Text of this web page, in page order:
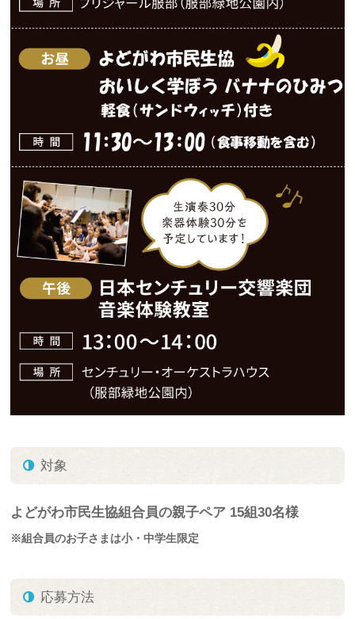
対象
よどがわ市民生協組合員の親子ペア 15組30名様
※組合員のお子さまは小・中学生限定
応募方法